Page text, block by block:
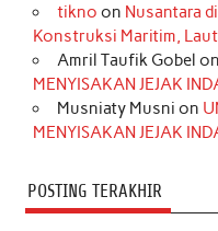
o
k
r
a
m
e
s
t
tikno on Nusantara
Konstruksi Maritim,
Amril Taufik Gobel on
MENYISAKAN JEJAK
Musniaty Musni on
MENYISAKAN JEJAK
POSTING TERAKHIR